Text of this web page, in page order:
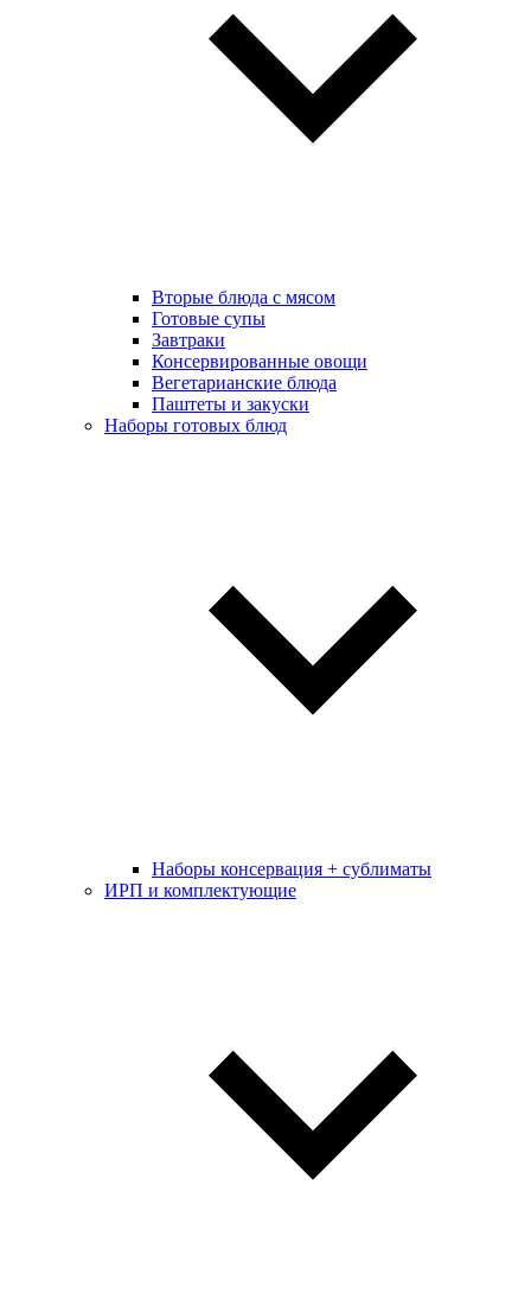
Вторые блюда с мясом
Готовые супы
Завтраки
Консервированные овощи
Вегетарианские блюда
Паштеты и закуски
Наборы готовых блюд
Наборы консервация + сублиматы
ИРП и комплектующие